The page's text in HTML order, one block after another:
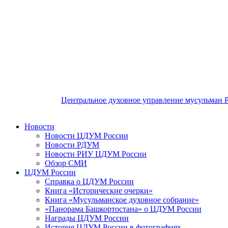
Центральное духовное управление мусульман
Новости
Новости ЦДУМ России
Новости РДУМ
Новости РИУ ЦДУМ России
Обзор СМИ
ЦДУМ России
Справка о ЦДУМ России
Книга «Исторические очерки»
Книга «Мусульманское духовное собрание»
«Панорама Башкортостана» о ЦДУМ России
Награды ЦДУМ России